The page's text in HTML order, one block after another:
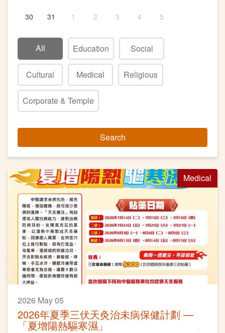
30
31 1 2 3 4 5
All Education Social
Cultural Medical Religious
Corporate & Temple
Search
Medical
2026 May 05
2026年夏季三伏天灸治未病保健計劃 —
「夏增陽熱驅寒濕」